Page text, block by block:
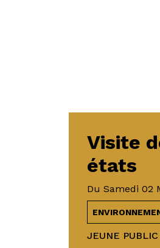
Visite
états
Du Samedi 02
JEUNE PUBLIC